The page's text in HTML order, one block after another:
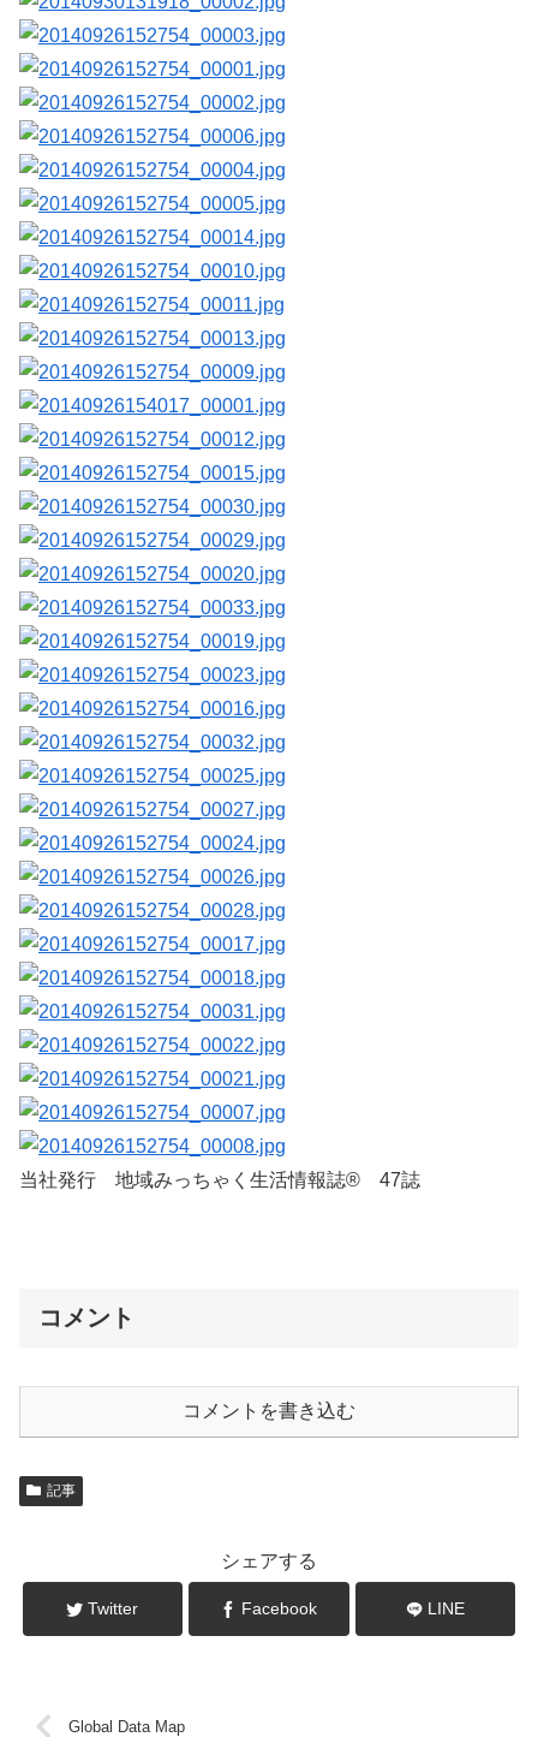
当社発行 地域みっちゃく生活情報誌® 47誌
コメント
コメントを書き込む
記事
シェアする
Twitter Facebook LINE
Global Data Map